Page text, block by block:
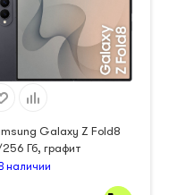
Galaxy Z Fold8
256 Гб, графит
наличии